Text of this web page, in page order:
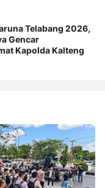
Telabang 2026,
Gencar
Kapolda Kalteng